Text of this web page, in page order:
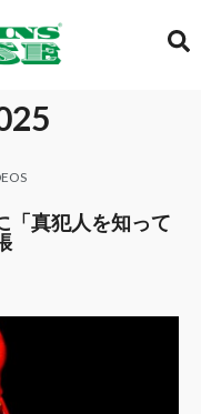
「真犯人を知って